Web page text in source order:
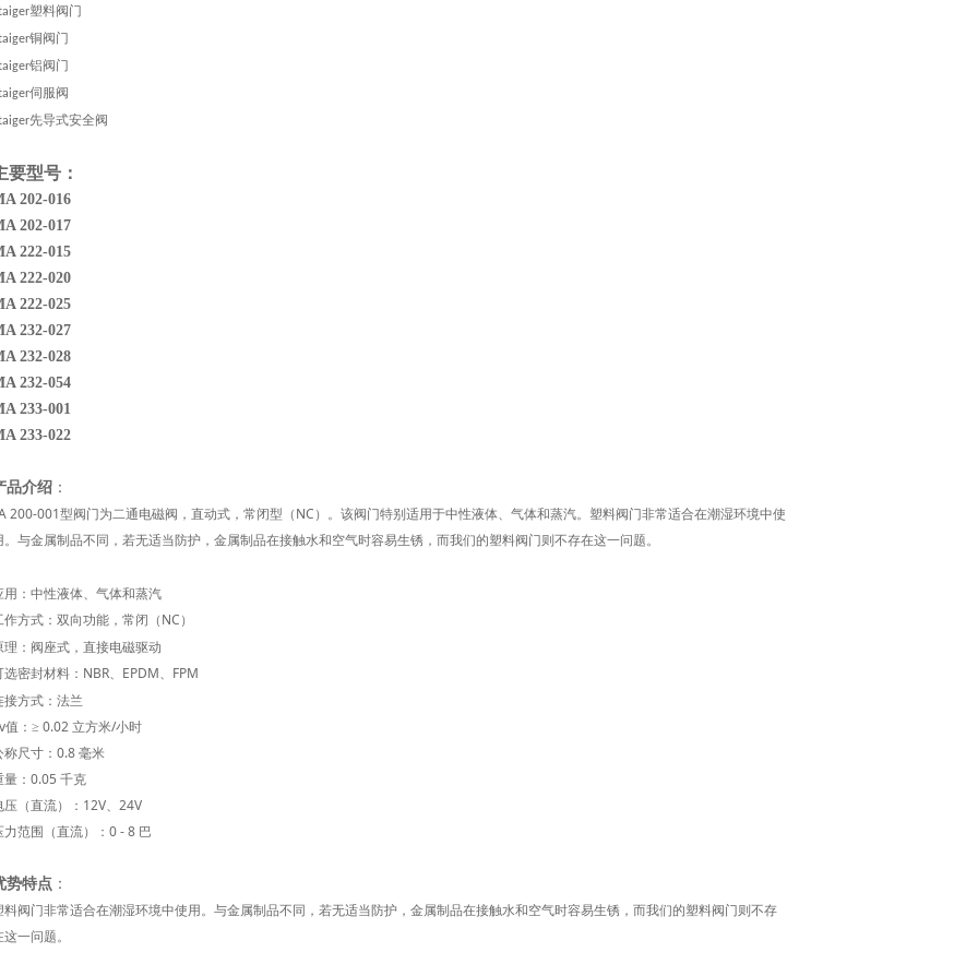
塑料阀门
铜阀门
铝阀门
伺服阀
先导式安全阀
要型号 ：
202-016
202-017
222-015
222-020
222-025
232-027
232-028
232-054
233-001
233-022
品介绍 ：
200-001型阀门为二通电磁阀，直动式，常闭型（NC）。该阀门特别适用于中性液体、气体和蒸汽。塑料阀门非常适合在潮湿环境中使
。与金属制品不同，若无适当防护，金属制品在接触水和空气时容易生锈，而我们的塑料阀门则不存在这一问题。
用：中性液体、气体和蒸汽
作方式：双向功能，常闭（NC）
理：阀座式，直接电磁驱动
选密封材料： NBR、EPDM、FPM
接方式：法兰
值：≥ 0.02 立方米/小时
称尺寸： 0.8 毫米
： 0.05 千克
压（直流）： 12V、24V
力范围（直流）： 0 - 8 巴
势特点 ：
料阀门非常适合在潮湿环境中使用。与金属制品不同，若无适当防护，金属制品在接触水和空气时容易生锈，而我们的塑料阀门则不存
这一问题。